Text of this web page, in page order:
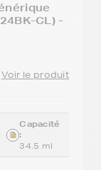
CL) -
Voir le produit
Capacité
:
34.5 ml